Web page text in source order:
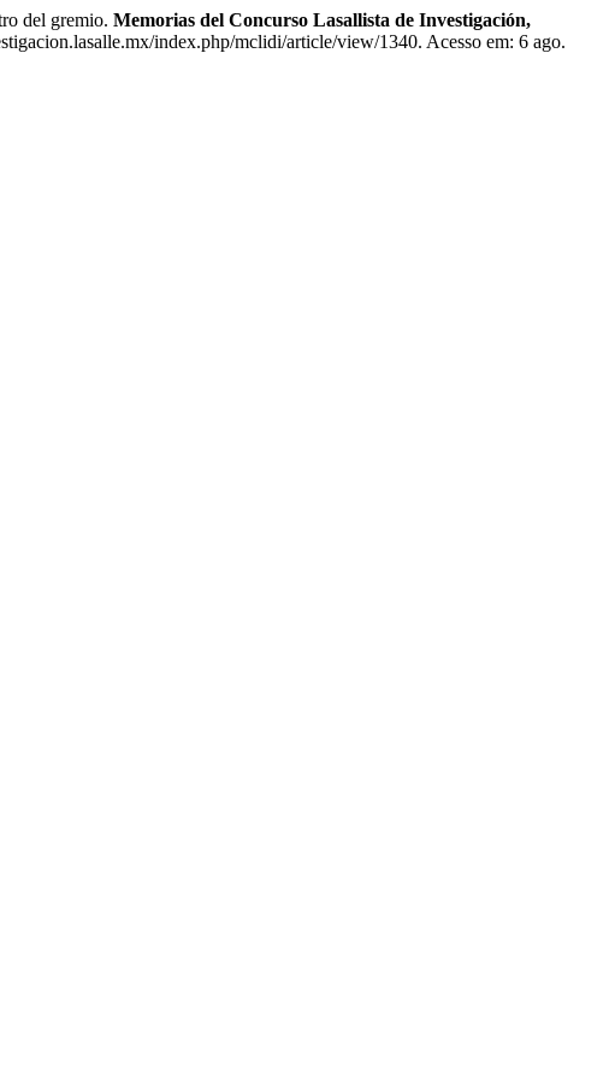
del gremio. Memorias del Concurso Lasallista de Investigación,
index.php/mclidi/article/view/1340. Acesso em: 6 ago.